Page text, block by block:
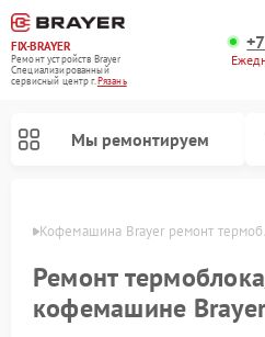
FIX-BRAYER
Ремонт устройств Brayer
Специализированный
cервисный центр г.Рязань
Мы ремонтируем
Кофемашина Brayer ремонт
Ремонт
кофемашине